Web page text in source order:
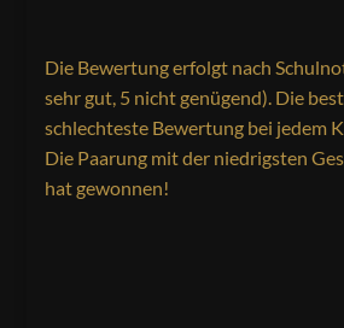
Die Bewertung erfolgt nach
sehr gut, 5 nicht genügend). Die
schlechteste Bewertung bei jedem
Die Paarung mit der niedrigsten
hat gewonnen!